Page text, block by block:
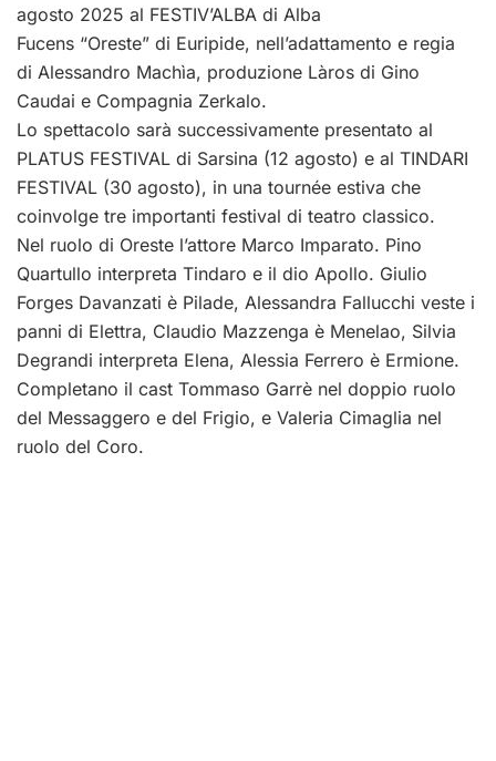
agosto 2025 al FESTIV’ALBA di Alba
Fucens “Oreste” di Euripide, nell’adattamento e regia
di Alessandro Machìa, produzione Làros di Gino
Caudai e Compagnia Zerkalo.
Lo spettacolo sarà successivamente presentato al
PLATUS FESTIVAL di Sarsina (12 agosto) e al TINDARI
FESTIVAL (30 agosto), in una tournée estiva che
coinvolge tre importanti festival di teatro classico.
Nel ruolo di Oreste l’attore Marco Imparato. Pino
Quartullo interpreta Tindaro e il dio Apollo. Giulio
Forges Davanzati è Pilade, Alessandra Fallucchi veste i
panni di Elettra, Claudio Mazzenga è Menelao, Silvia
Degrandi interpreta Elena, Alessia Ferrero è Ermione.
Completano il cast Tommaso Garrè nel doppio ruolo
del Messaggero e del Frigio, e Valeria Cimaglia nel
ruolo del Coro.